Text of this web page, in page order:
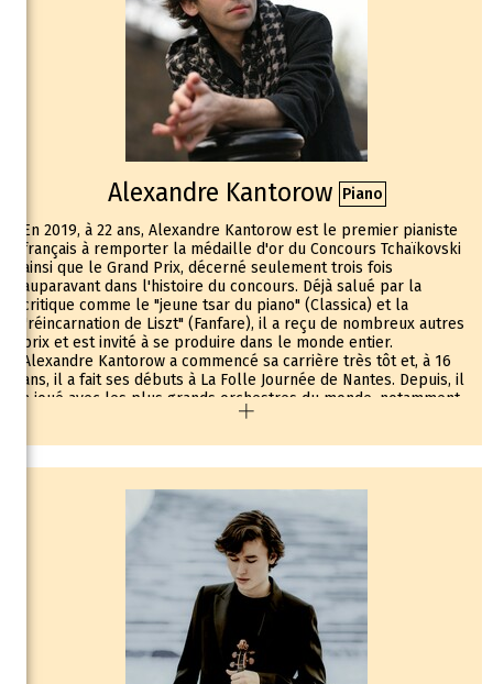
Alexandre Kantorow Piano
En 2019, à 22 ans, Alexandre Kantorow est le premier pianiste
français à remporter la médaille d'or du Concours Tchaïkovski
ainsi que le Grand Prix, décerné seulement trois fois
auparavant dans l'histoire du concours. Déjà salué par la
critique comme le "jeune tsar du piano" (Classica) et la
"réincarnation de Liszt" (Fanfare), il a reçu de nombreux autres
prix et est invité à se produire dans le monde entier.
Alexandre Kantorow a commencé sa carrière très tôt et, à 16
ans, il a fait ses débuts à La Folle Journée de Nantes. Depuis, il
a joué avec les plus grands orchestres du monde, notamment
avec le Budapest Festival Orchestra et Ivan Fischer, le
Berlin et Antonio Pappano, l’Orchestre Philharmonique de
Radio France et Mikko Franck.
En récital, il se produit dans les plus grandes salles de
concert telles que le Concertgebouw d'Amsterdam dans sa
série Master Pianists, le Konzerthaus de Vienne, la
Philharmonie de Paris, le BOZAR de Bruxelles, le Queen
Elizabeth Hall et dans les festivals les plus prestigieux comme
La Roque d'Anthéron, le Ravinia Festival, le Festival de Verbier
et le Klavierfest Ruhr. La musique de chambre est également
un de ses grands plaisirs.
Pour la saison 2022-2023, après avoir joué avec le
Staatskapelle Berlin et Lorenzo Viotti, le Philharmonique de